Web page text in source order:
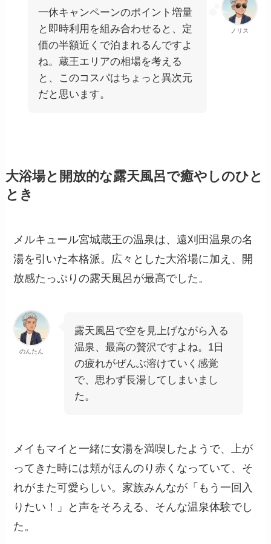
ノリス
一休キャンペーンのポイント増量
と即時利用を組み合わせると、定
価の半額近くで泊まれるんですよ
ね。蔵王エリアの相場を考える
と、このコスパはちょっと異次元
だと思います。
大浴場と開放的な露天風呂で癒やしのひと
とき
メルキュール宮城蔵王の温泉は、遠刈田温泉の名
湯を引いた本格派。広々とした大浴場に加え、開
放感たっぷりの露天風呂が最高でした。
のんたん
露天風呂で空を見上げながら入る
温泉、最高の贅沢ですよね。1日
の疲れがぜんぶ溶けていく感覚
で、思わず長湯してしまいまし
た。
メイもマイと一緒に女湯を満喫したようで、上が
ってきた時には頬がほんのり赤くなっていて、そ
れがまた可愛らしい。家族みんなが「もう一回入
りたい！」と声をそろえる、そんな温泉体験でし
た。